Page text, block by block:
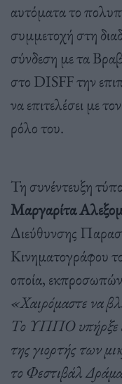
αυτόματα το
συμμετοχή στη
σύνδεση με τα
στο DISFF την
να επιτελέσει με
ρόλο του.
Τη συνέντευξη
Μαργαρίτα
Διεύθυνσης
Κινηματογράφου
οποία,
«Χαιρόμαστε να
Το ΥΠΠΟ υπήρξε
της γιορτής των
το Φεστιβάλ